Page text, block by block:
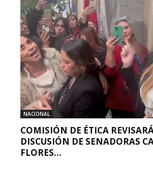
NACIONAL
COMISIÓN DE ÉTICA
DISCUSIÓN DE SENADORAS
FLORES...